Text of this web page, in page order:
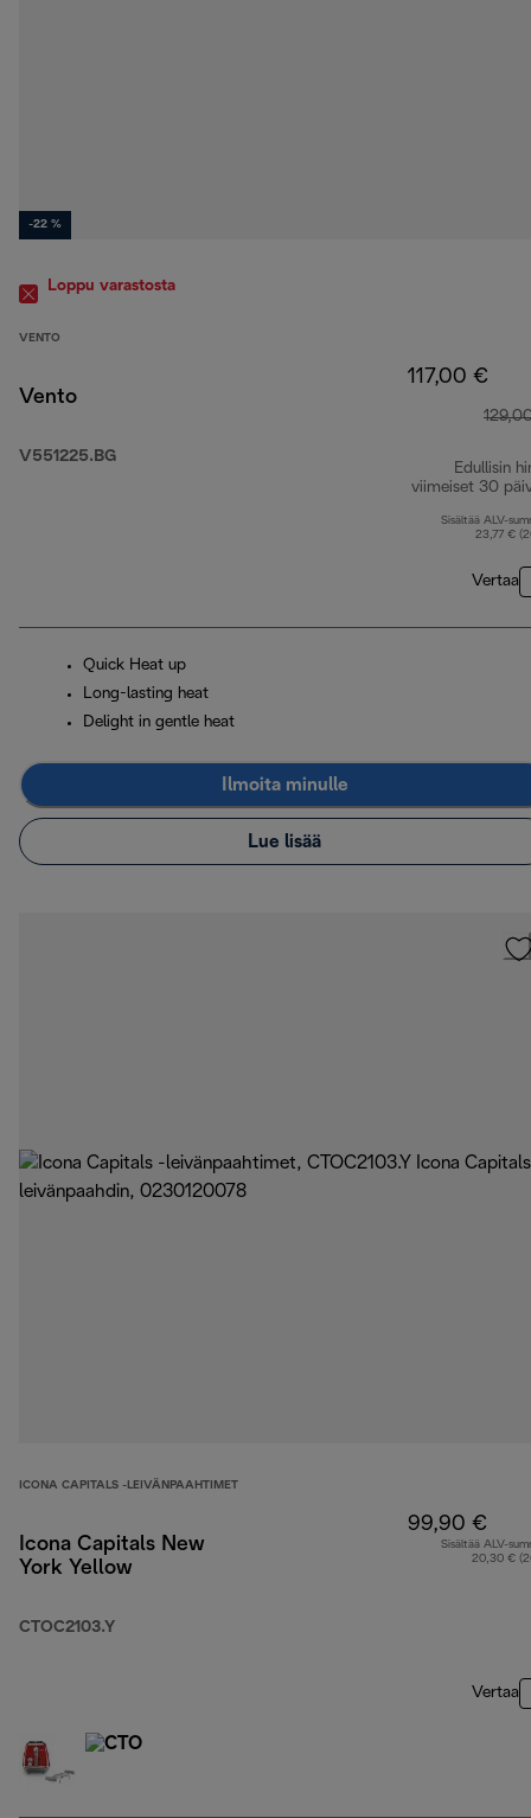
-22 %
Loppu varastosta
VENTO
Vento
V551225.BG
117,00 €
Edullisin
viimeiset 30
Sisältää ALV-
23,77 €
Vertaa
Quick Heat up
Long-lasting heat
Delight in gentle heat
Ilmoita minulle
Lue lisää
ICONA CAPITALS -LEIVÄNPAAHTIMET
Icona Capitals New
York Yellow
CTOC2103.Y
99,90 €
Sisältää ALV-
20,30 €
Vertaa